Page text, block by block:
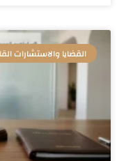
القضايا والاستشارات